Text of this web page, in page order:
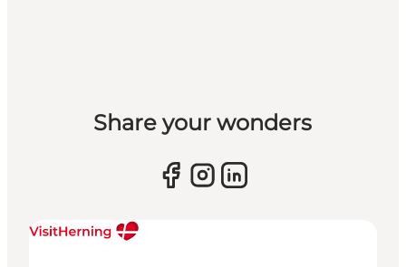
Share your wonders